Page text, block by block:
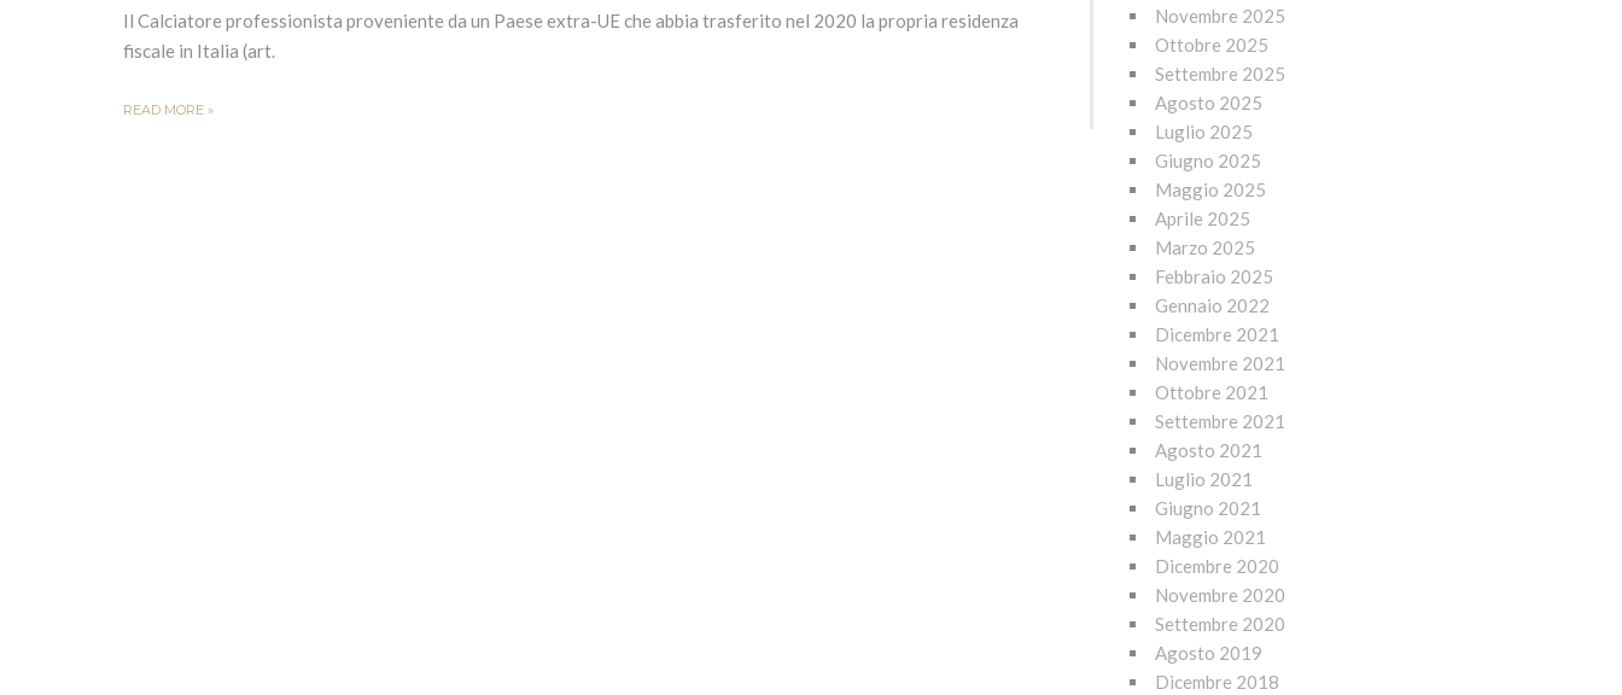
Il Calciatore professionista proveniente da un Paese extra-UE che abbia trasferito nel 2020 la propria residenza
fiscale in Italia (art.
READ MORE »
Novembre 2025
Ottobre 2025
Settembre 2025
Agosto 2025
Luglio 2025
Giugno 2025
Maggio 2025
Aprile 2025
Marzo 2025
Febbraio 2025
Gennaio 2022
Dicembre 2021
Novembre 2021
Ottobre 2021
Settembre 2021
Agosto 2021
Luglio 2021
Giugno 2021
Maggio 2021
Dicembre 2020
Novembre 2020
Settembre 2020
Agosto 2019
Dicembre 2018